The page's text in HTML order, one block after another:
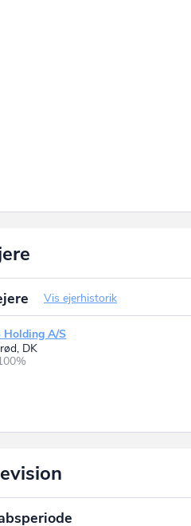
Vis ejerhistorik
Holding A/S
DK